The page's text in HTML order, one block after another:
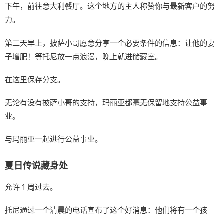
下午，前往意大利餐厅。这个地方的主人称赞你与最新客户的努
力。
第二天早上，披萨小哥愿意分享一个必要条件的信息：让他的妻
子增肥！等托尼放一点浪漫，晚上就进储藏室。
在这里保存分支。
无论有没有披萨小哥的支持，玛丽亚都毫无保留地支持公益事
业。
与玛丽亚一起进行公益事业。
夏日传说藏身处
允许 1 周过去。
托尼通过一个清晨的电话宣布了这个好消息：他们将有一个孩